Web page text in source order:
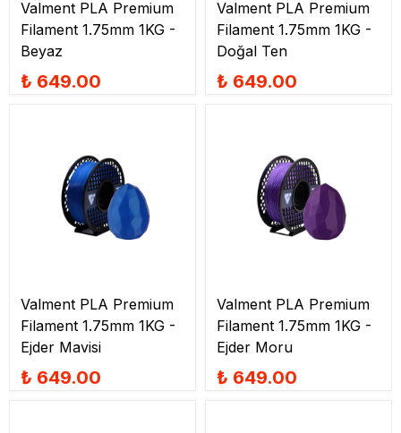
Valment PLA Premium
Filament 1.75mm 1KG -
Beyaz
₺ 649.00
Valment PLA Premium
Filament 1.75mm 1KG -
Doğal Ten
₺ 649.00
Valment PLA Premium
Filament 1.75mm 1KG -
Ejder Mavisi
₺ 649.00
Valment PLA Premium
Filament 1.75mm 1KG -
Ejder Moru
₺ 649.00